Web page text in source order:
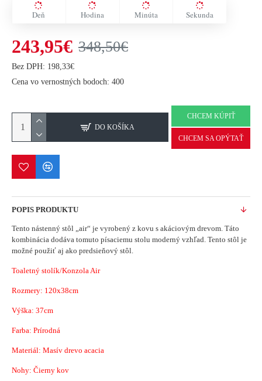
Deň Hodina Minúta Sekunda
243,95€ 348,50€
Bez DPH: 198,33€
Cena vo vernostných bodoch: 400
DO KOŠÍKA
CHCEM KÚPIŤ
CHCEM SA OPÝTAŤ
POPIS PRODUKTU
Tento nástenný stôl „air“ je vyrobený z kovu s akáciovým drevom. Táto
kombinácia dodáva tomuto písaciemu stolu moderný vzhľad. Tento stôl je
možné použiť aj ako predsieňový stôl.
Toaletný stolík/Konzola Air
Rozmery: 120x38cm
Výška: 37cm
Farba: Prírodná
Materiál: Masív drevo acacia
Nohy: Čierny kov